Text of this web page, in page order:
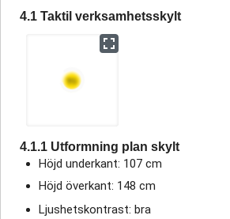
4.1 Taktil verksamhetsskylt
4.1.1 Utformning plan skylt
Höjd underkant: 107 cm
Höjd överkant: 148 cm
Ljushetskontrast: bra